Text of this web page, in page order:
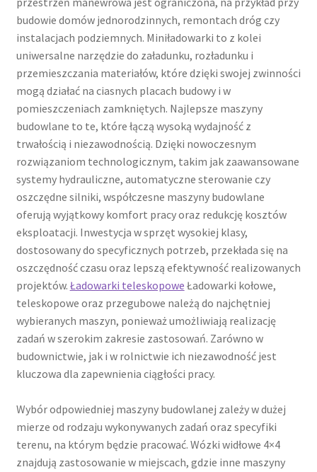
budowie domów jednorodzinnych, remontach dróg czy
instalacjach podziemnych. Miniładowarki to z kolei
uniwersalne narzędzie do załadunku, rozładunku i
przemieszczania materiałów, które dzięki swojej zwinności
mogą działać na ciasnych placach budowy i w
pomieszczeniach zamkniętych. Najlepsze maszyny
budowlane to te, które łączą wysoką wydajność z
trwałością i niezawodnością. Dzięki nowoczesnym
rozwiązaniom technologicznym, takim jak zaawansowane
systemy hydrauliczne, automatyczne sterowanie czy
oszczędne silniki, współczesne maszyny budowlane
oferują wyjątkowy komfort pracy oraz redukcję kosztów
eksploatacji. Inwestycja w sprzęt wysokiej klasy,
dostosowany do specyficznych potrzeb, przekłada się na
oszczędność czasu oraz lepszą efektywność realizowanych
projektów. Ładowarki teleskopowe Ładowarki kołowe,
teleskopowe oraz przegubowe należą do najchętniej
wybieranych maszyn, ponieważ umożliwiają realizację
zadań w szerokim zakresie zastosowań. Zarówno w
budownictwie, jak i w rolnictwie ich niezawodność jest
kluczowa dla zapewnienia ciągłości pracy.
Wybór odpowiedniej maszyny budowlanej zależy w dużej
mierze od rodzaju wykonywanych zadań oraz specyfiki
terenu, na którym będzie pracować. Wózki widłowe 4×4
znajdują zastosowanie w miejscach, gdzie inne maszyny